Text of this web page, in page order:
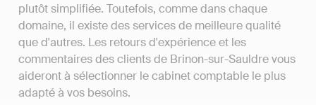
plutôt simplifiée. Toutefois, comme dans chaque
domaine, il existe des services de meilleure qualité
que d'autres. Les retours d'expérience et les
commentaires des clients de Brinon-sur-Sauldre vous
aideront à sélectionner le cabinet comptable le plus
adapté à vos besoins.